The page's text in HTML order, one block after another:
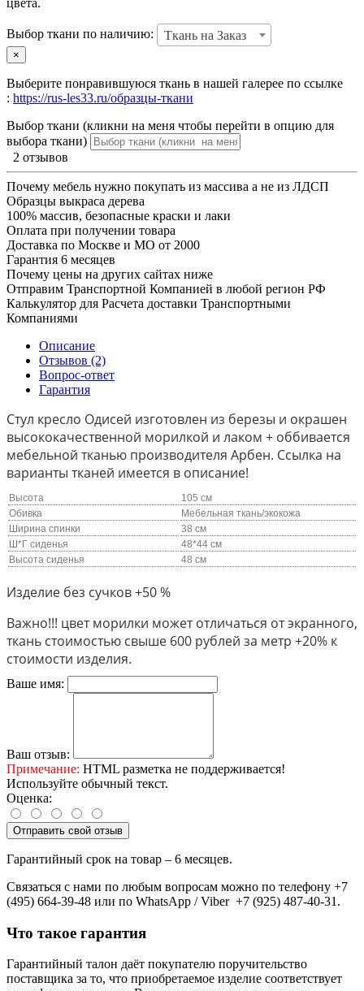
Выбор ткани по наличию: Ткань на Заказ
×
Выберите понравившуюся ткань в нашей галерее по ссылке
: https://rus-les33.ru/образцы-ткани
Выбор ткани (кликни на меня чтобы перейти в опцию для
выбора ткани)
2 отзывов
Почему мебель нужно покупать из массива а не из ЛДСП
Образцы выкраса дерева
100% массив, безопасные краски и лаки
Оплата при получении товара
Доставка по Москве и МО от 2000
Гарантия 6 месяцев
Почему цены на других сайтах ниже
Отправим Транспортной Компанией в любой регион РФ
Калькулятор для Расчета доставки Транспортными
Компаниями
Описание
Отзывов (2)
Вопрос-ответ
Гарантия
Стул кресло Одисей изготовлен из березы и окрашен
высококачественной морилкой и лаком + оббивается
мебельной тканью производителя Арбен. Ссылка на
варианты тканей имеется в описание!
Высота
105 см
Обивка
Мебельная ткань/экокожа
Ширина спинки
38 см
Ш*Г сиденья
48*44 см
Высота сиденья
48 см
Изделие без сучков +50 %
Важно!!! цвет морилки может отличаться от экранного,
ткань стоимостью свыше 600 рублей за метр +20% к
стоимости изделия.
Ваше имя:
Ваш отзыв:
Примечание: HTML разметка не поддерживается!
Используйте обычный текст.
Оценка:
Отправить свой отзыв
Гарантийный срок на товар – 6 месяцев.
Связаться с нами по любым вопросам можно по телефону +7
(495) 664-39-48 или по WhatsApp / Viber +7 (925) 487-40-31.
Что такое гарантия
Гарантийный талон даёт покупателю поручительство
поставщика за то, что приобретаемое изделие соответствует